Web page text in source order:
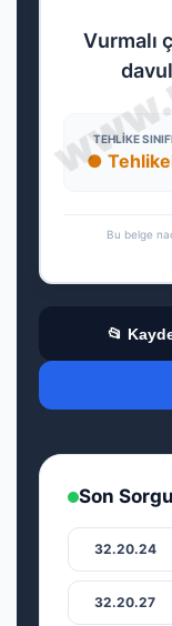
Vurmalı
TEHLIKE
●
Bu belge
📂
Son
32.20.24
32.20.27